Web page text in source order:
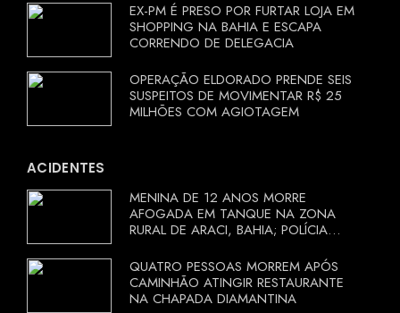
EX-PM É PRESO POR FURTAR LOJA EM
SHOPPING NA BAHIA E ESCAPA
CORRENDO DE DELEGACIA
OPERAÇÃO ELDORADO PRENDE SEIS
SUSPEITOS DE MOVIMENTAR R$ 25
MILHÕES COM AGIOTAGEM
ACIDENTES
MENINA DE 12 ANOS MORRE
AFOGADA EM TANQUE NA ZONA
RURAL DE ARACI, BAHIA; POLÍCIA
QUATRO PESSOAS MORREM APÓS
CAMINHÃO ATINGIR RESTAURANTE
NA CHAPADA DIAMANTINA